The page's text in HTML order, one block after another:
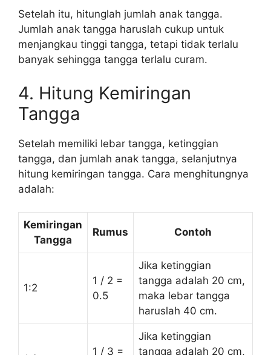
Setelah itu, hitunglah jumlah anak tangga.
Jumlah anak tangga haruslah cukup untuk
menjangkau tinggi tangga, tetapi tidak terlalu
banyak sehingga tangga terlalu curam.
4. Hitung Kemiringan
Tangga
Setelah memiliki lebar tangga, ketinggian
tangga, dan jumlah anak tangga, selanjutnya
hitung kemiringan tangga. Cara menghitungnya
adalah:
Kemiringan
Tangga
Rumus Contoh
1:2
1 / 2 =
0.5
Jika ketinggian
tangga adalah 20 cm,
maka lebar tangga
haruslah 40 cm.
1 / 3 =
Jika ketinggian
tangga adalah 20 cm,